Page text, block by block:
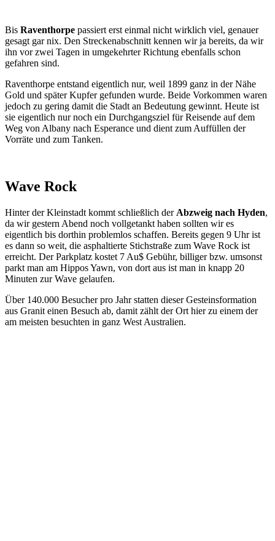
Bis Raventhorpe passiert erst einmal nicht wirklich viel, genauer
gesagt gar nix. Den Streckenabschnitt kennen wir ja bereits, da wir
ihn vor zwei Tagen in umgekehrter Richtung ebenfalls schon
gefahren sind.
Raventhorpe entstand eigentlich nur, weil 1899 ganz in der Nähe
Gold und später Kupfer gefunden wurde. Beide Vorkommen waren
jedoch zu gering damit die Stadt an Bedeutung gewinnt. Heute ist
sie eigentlich nur noch ein Durchgangsziel für Reisende auf dem
Weg von Albany nach Esperance und dient zum Auffüllen der
Vorräte und zum Tanken.
Wave Rock
Hinter der Kleinstadt kommt schließlich der Abzweig nach Hyden,
da wir gestern Abend noch vollgetankt haben sollten wir es
eigentlich bis dorthin problemlos schaffen. Bereits gegen 9 Uhr ist
es dann so weit, die asphaltierte Stichstraße zum Wave Rock ist
erreicht. Der Parkplatz kostet 7 Au$ Gebühr, billiger bzw. umsonst
parkt man am Hippos Yawn, von dort aus ist man in knapp 20
Minuten zur Wave gelaufen.
Über 140.000 Besucher pro Jahr statten dieser Gesteinsformation
aus Granit einen Besuch ab, damit zählt der Ort hier zu einem der
am meisten besuchten in ganz West Australien.